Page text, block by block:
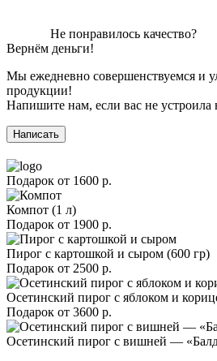
Не понравилось качество?
Вернём деньги!
Мы ежедневно совершенствуемся и
продукции!
Напишите нам, если вас не
Написать
Подарок от 1600 р.
Компот (1 л)
Подарок от 1900 р.
Пирог с картошкой и сыром (600 гр)
Подарок от 2500 р.
Осетинский пирог с яблоком и
Подарок от 3600 р.
Осетинский пирог с вишней —